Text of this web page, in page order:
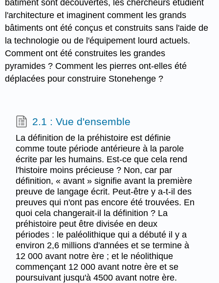
bâtiment sont découvertes, les chercheurs étudient
l'architecture et imaginent comment les grands
bâtiments ont été conçus et construits sans l'aide de
la technologie ou de l'équipement lourd actuels.
Comment ont été construites les grandes
pyramides ? Comment les pierres ont-elles été
déplacées pour construire Stonehenge ?
2.1 : Vue d'ensemble
La définition de la préhistoire est définie
comme toute période antérieure à la parole
écrite par les humains. Est-ce que cela rend
l'histoire moins précieuse ? Non, car par
définition, « avant » signifie avant la première
preuve de langage écrit. Peut-être y a-t-il des
preuves qui n'ont pas encore été trouvées. En
quoi cela changerait-il la définition ? La
préhistoire peut être divisée en deux
périodes : le paléolithique qui a débuté il y a
environ 2,6 millions d'années et se termine à
12 000 avant notre ère ; et le néolithique
commençant 12 000 avant notre ère et se
poursuivant jusqu'à 4500 avant notre ère.